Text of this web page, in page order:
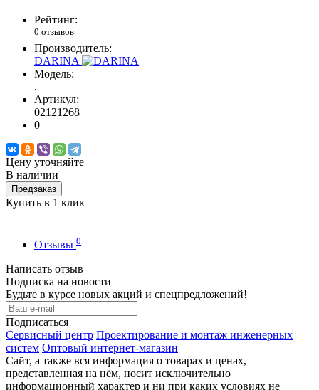
Рейтинг:
0 отзывов
Производитель:
DARINA
Модель:
.
Артикул:
02121268
0
Цену уточняйте
В наличии
Предзаказ
Купить в 1 клик
Отзывы 0
Написать отзыв
Подписка на новости
Будьте в курсе новых акций и спецпредложений!
Подписаться
Сервисный центр Проектирование и монтаж инженерных
систем Оптовый интернет-магазин
Сайт, а также вся информация о товарах и ценах,
представленная на нём, носит исключительно
информационный характер и ни при каких условиях не